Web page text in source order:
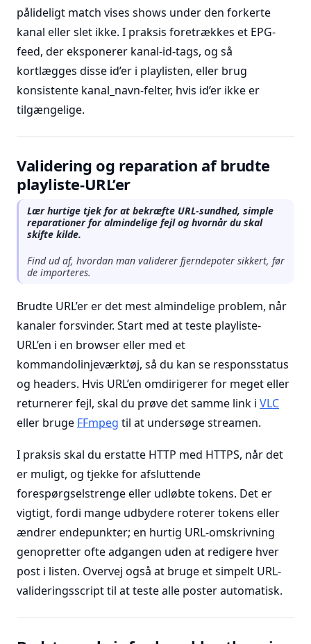
pålideligt match vises shows under den forkerte
kanal eller slet ikke. I praksis foretrækkes et EPG-
feed, der eksponerer kanal-id-tags, og så
kortlægges disse id’er i playlisten, eller brug
konsistente kanal_navn-felter, hvis id’er ikke er
tilgængelige.
Validering og reparation af brudte
playliste-URL’er
Lær hurtige tjek for at bekræfte URL-sundhed, simple
reparationer for almindelige fejl og hvornår du skal
skifte kilde.
Find ud af, hvordan man validerer fjerndepoter sikkert, før
de importeres.
Brudte URL’er er det mest almindelige problem, når
kanaler forsvinder. Start med at teste playliste-
URL’en i en browser eller med et
kommandolinjeværktøj, så du kan se responsstatus
og headers. Hvis URL’en omdirigerer for meget eller
returnerer fejl, skal du prøve det samme link i VLC
eller bruge FFmpeg til at undersøge streamen.
I praksis skal du erstatte HTTP med HTTPS, når det
er muligt, og tjekke for afsluttende
forespørgselstrenge eller udløbte tokens. Det er
vigtigt, fordi mange udbydere roterer tokens eller
ændrer endepunkter; en hurtig URL-omskrivning
genopretter ofte adgangen uden at redigere hver
post i listen. Overvej også at bruge et simpelt URL-
valideringsscript til at teste alle poster automatisk.